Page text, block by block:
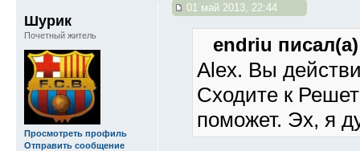
01 май 2013, 22:44
endriu
Alex. Вы
Сходите к
поможет. Эх, я
Шурик
Почетный житель
Просмотреть профиль
Отправить сообщение